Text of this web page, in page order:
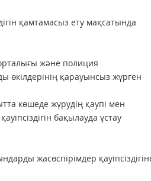
қамтамасыз ету мақсатында
және полиция
өкілдерінің қарауынсыз жүрген
көшеде жүрудің қаупі мен
бақылауда ұстау
жасөспірімдер